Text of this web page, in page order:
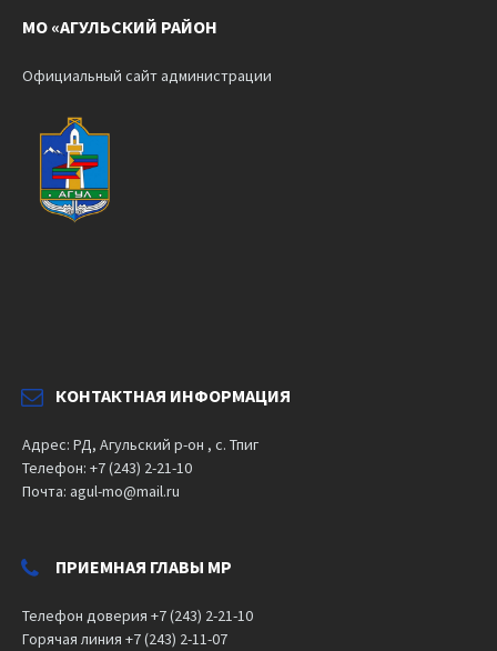
МО «АГУЛЬСКИЙ РАЙОН
Официальный сайт администрации
КОНТАКТНАЯ ИНФОРМАЦИЯ
Адрес: РД, Агульский р-он , с. Тпиг
Телефон: +7 (243) 2-21-10
Почта: agul-mo@mail.ru
ПРИЕМНАЯ ГЛАВЫ МР
Телефон доверия +7 (243) 2-21-10
Горячая линия +7 (243) 2-11-07